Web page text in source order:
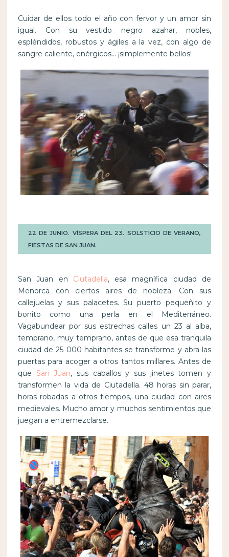
Cuidar de ellos todo el año con fervor y un amor sin
igual. Con su vestido negro azahar, nobles,
espléndidos, robustos y ágiles a la vez, con algo de
sangre caliente, enérgicos… ¡simplemente bellos!
22 DE JUNIO. VÍSPERA DEL 23. SOLSTICIO DE VERANO,
FIESTAS DE SAN JUAN.
San Juan en Ciutadella, esa magnífica ciudad de
Menorca con ciertos aires de nobleza. Con sus
callejuelas y sus palacetes. Su puerto pequeñito y
bonito como una perla en el Mediterráneo.
Vagabundear por sus estrechas calles un 23 al alba,
temprano, muy temprano, antes de que esa tranquila
ciudad de 25 000 habitantes se transforme y abra las
puertas para acoger a otros tantos millares. Antes de
que San Juan, sus caballos y sus jinetes tomen y
transformen la vida de Ciutadella. 48 horas sin parar,
horas robadas a otros tiempos, una ciudad con aires
medievales. Mucho amor y muchos sentimientos que
juegan a entremezclarse.